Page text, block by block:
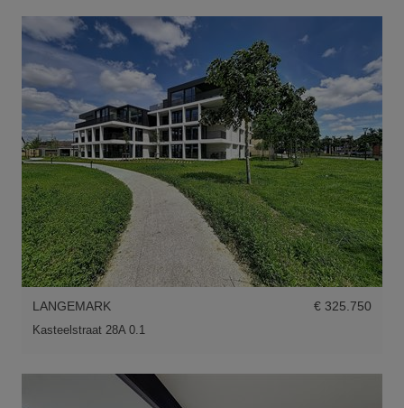
LANGEMARK € 325.750
Kasteelstraat 28A 0.1